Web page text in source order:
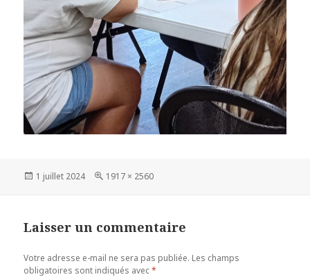
Publié
1 juillet 2024
Taille
1917 × 2560
Laisser un commentaire
Votre adresse e-mail ne sera pas publiée. Les champs
obligatoires sont indiqués avec*